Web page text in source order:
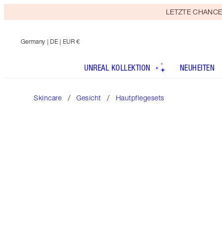
LETZTE
Germany | DE | EUR €
UNREAL KOLLEKTION NEUHEITEN
Skincare Gesicht Hautpflegesets